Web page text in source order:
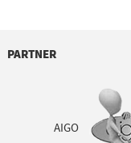
PARTNER
AIGO